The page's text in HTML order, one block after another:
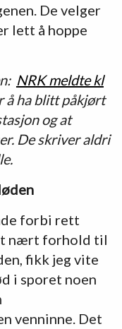
De velger
lett å hoppe
NRK meldte kl
å ha blitt påkjørt
og at
De skriver aldri
forbi rett
nært forhold til
fikk jeg vite
i sporet noen
venninne. Det